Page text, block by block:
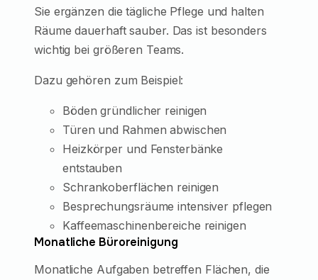
Sie ergänzen die tägliche Pflege und halten
Räume dauerhaft sauber. Das ist besonders
wichtig bei größeren Teams.
Dazu gehören zum Beispiel:
Böden gründlicher reinigen
Türen und Rahmen abwischen
Heizkörper und Fensterbänke
entstauben
Schrankoberflächen reinigen
Besprechungsräume intensiver pflegen
Kaffeemaschinenbereiche reinigen
Monatliche Büroreinigung
Monatliche Aufgaben betreffen Flächen, die